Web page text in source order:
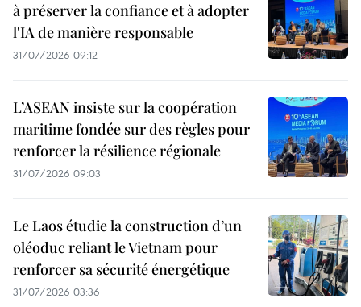
à préserver la confiance et à adopter
l'IA de manière responsable
31/07/2026 09:12
L’ASEAN insiste sur la coopération
maritime fondée sur des règles pour
renforcer la résilience régionale
31/07/2026 09:03
Le Laos étudie la construction d’un
oléoduc reliant le Vietnam pour
renforcer sa sécurité énergétique
31/07/2026 03:36